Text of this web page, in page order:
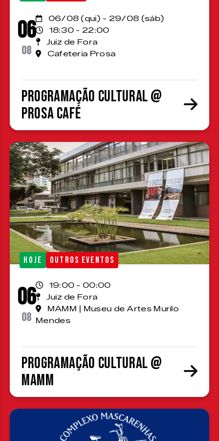
06
08
06/08 (qui) - 29/08 (sáb)
18:30 - 22:00
Juiz de Fora
Cafeteria Prosa
Programação cultural @
Prosa Café
HOJE OUTROS EVENTOS
06
08
19:00 - 00:00
Juiz de Fora
MAMM | Museu de Artes Murilo
Mendes
Programação cultural @
MAMM